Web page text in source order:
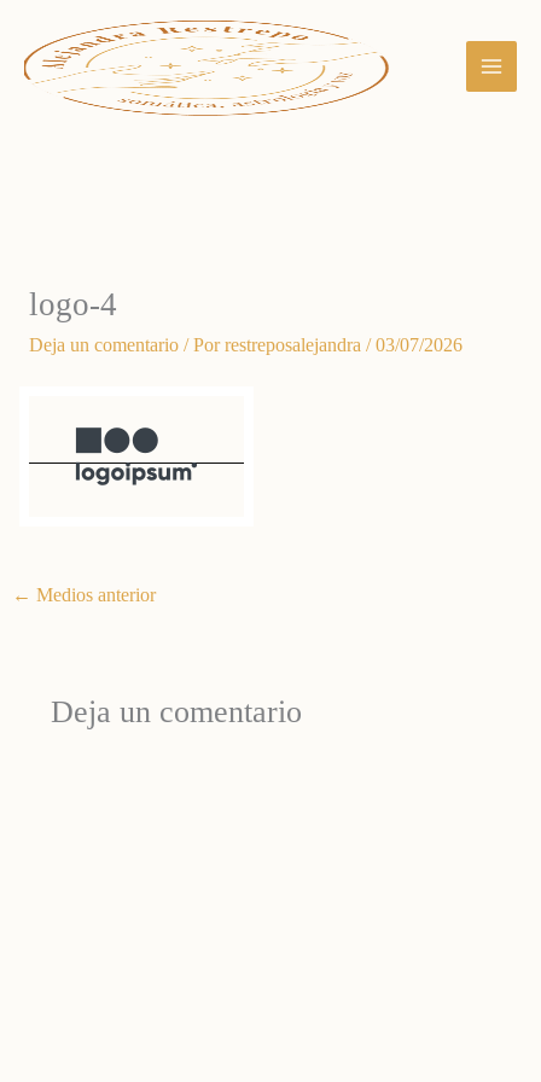
contenido
logo-4
Deja un comentario / Porrestreposalejandra /03/07/2026
← Medios anterior
Deja un comentario